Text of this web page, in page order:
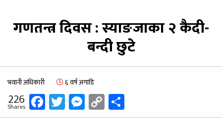
गणतन्त्र दिवस : स्याङजाका २ कैदी-
बन्दी छुटे
भवानी अधिकारी ६ वर्ष अगाडि
226
Shares Facebook
Twitter
Messenger
Copy
Link